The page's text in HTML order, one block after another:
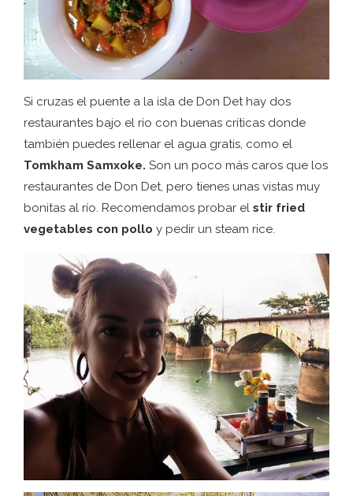
Si cruzas el puente a la isla de Don Det hay dos
restaurantes bajo el río con buenas críticas donde
también puedes rellenar el agua gratis, como el
Tomkham Samxoke. Son un poco más caros que los
restaurantes de Don Det, pero tienes unas vistas muy
bonitas al río. Recomendamos probar el stir fried
vegetables con pollo y pedir un steam rice.